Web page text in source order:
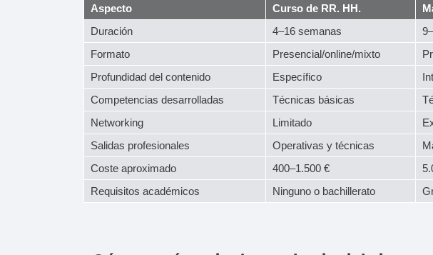
Aspecto Curso de RR. HH.
Duración
4–16 semanas
Formato
Presencial/online/mixto
Profundidad del contenido
Específico
Competencias desarrolladas
Técnicas básicas
Networking
Limitado
Salidas profesionales
Operativas y técnicas
Coste aproximado
400–1.500 €
Requisitos académicos
Ninguno o bachillerato